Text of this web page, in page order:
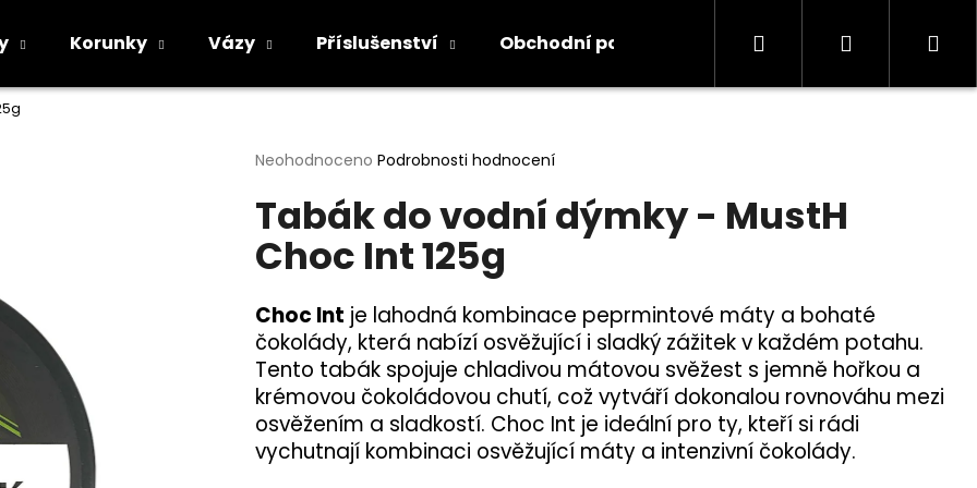
Korunky Vázy Příslušenství Obchodní podmínky Kontakty Informace
Hledat Přihlášení
Průměrné
produktu
0,0
z
hvězdiček.
Neohodnoceno Podrobnosti hodnocení
Tabák do vodní dýmky - MustH
Choc Int 125g
Choc Int je lahodná kombinace peprmintové máty a bohaté
čokolády, která nabízí osvěžující i sladký zážitek v každém potahu.
Tento tabák spojuje chladivou mátovou svěžest s jemně hořkou a
krémovou čokoládovou chutí, což vytváří dokonalou rovnováhu mezi
osvěžením a sladkostí. Choc Int je ideální pro ty, kteří si rádi
vychutnají kombinaci osvěžující máty a intenzivní čokolády.
Co potřebujete najít?
HLEDAT